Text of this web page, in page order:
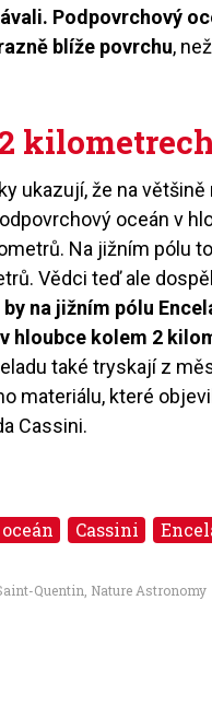
Podpovrchový
blíže povrchu,
ukazují, že na
oceán v
Na jižním pólu
Vědci teď ale
na jižním pólu
hloubce kolem 2
také tryskají z
materiálu, které
Cassini.
oceán Cassini
Quentin, Nature Astronomy